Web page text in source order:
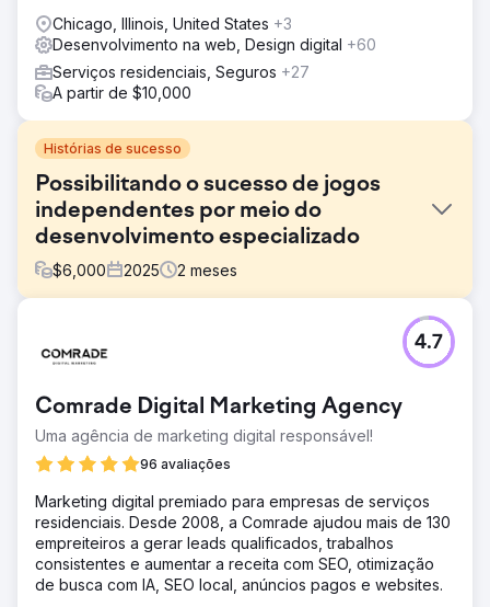
Chicago, Illinois, United States +3
Desenvolvimento na web, Design digital +60
Serviços residenciais, Seguros +27
A partir de $10,000
Histórias de sucesso
Possibilitando o sucesso de jogos
independentes por meio do
desenvolvimento especializado
$6,000 2025 2 meses
Um estúdio de jogos independente enfrentou obstáculos
para refinar a jogabilidade, resolver problemas
uma grande plataforma.
Solução
Melhoramos a mecânica do jogo, corrigimos bugs nos
gerenciador de recursos flexível e adicionamos novos
recursos, como um sistema de power-ups, tudo dentro
do mecanismo Godot.
Resultado
Comrade Digital Marketing Agency
Uma agência de marketing digital responsável!
96 avaliações
4.7
Marketing digital premiado para empresas de serviços
residenciais. Desde 2008, a Comrade ajudou mais de 130
empreiteiros a gerar leads qualificados, trabalhos
consistentes e aumentar a receita com SEO, otimização
de busca com IA, SEO local, anúncios pagos e websites.